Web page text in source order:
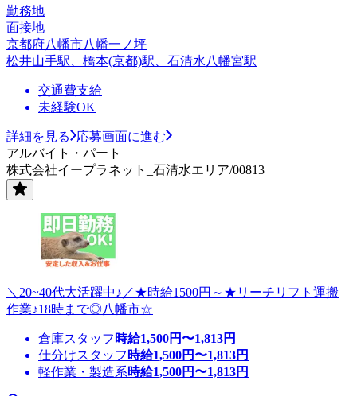
勤務地
面接地
京都府八幡市八幡一ノ坪
松井山手駅、橋本(京都)駅、石清水八幡宮駅
交通費支給
未経験OK
詳細を見る
応募画面に進む
アルバイト・パート
株式会社イープラネット_石清水エリア/00813
＼20~40代大活躍中♪／★時給1500円～★リーチリフト運搬
作業♪18時まで◎八幡市☆
倉庫スタッフ 時給1,500円〜1,813円
仕分けスタッフ 時給1,500円〜1,813円
軽作業・製造系時給1,500円〜1,813円